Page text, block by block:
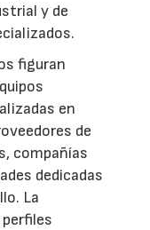
y de
figuran
en
de
compañías
dedicadas
La